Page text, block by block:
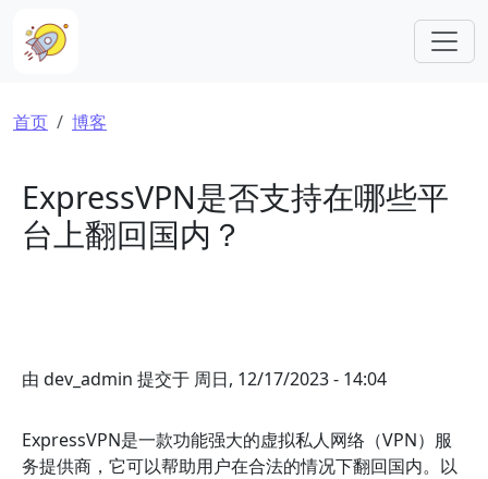
面包屑
首页 博客
ExpressVPN是否支持在哪些平
台上翻回国内？
由 dev_admin 提交于 周日, 12/17/2023 - 14:04
ExpressVPN是一款功能强大的虚拟私人网络（VPN）服
务提供商，它可以帮助用户在合法的情况下翻回国内。以